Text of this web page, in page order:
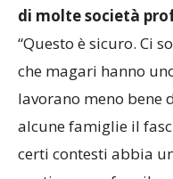
di molte società
“Questo è sicuro. Ci
che magari hanno
lavorano meno bene
alcune famiglie il
certi contesti abbia